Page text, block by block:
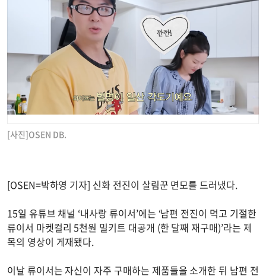
[사진]OSEN DB.
[OSEN=박하영 기자] 신화 전진이 살림꾼 면모를 드러냈다.
15일 유튜브 채널 ‘내사랑 류이서’에는 ‘남편 전진이 먹고 기절한
류이서 마켓컬리 5천원 밀키트 대공개 (한 달째 재구매)’라는 제
목의 영상이 게재됐다.
이날 류이서는 자신이 자주 구매하는 제품들을 소개한 뒤 남편 전